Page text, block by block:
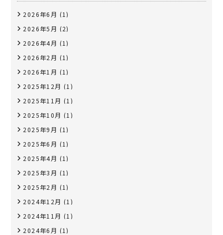
2026年6月 (1)
2026年5月 (2)
2026年4月 (1)
2026年2月 (1)
2026年1月 (1)
2025年12月 (1)
2025年11月 (1)
2025年10月 (1)
2025年9月 (1)
2025年6月 (1)
2025年4月 (1)
2025年3月 (1)
2025年2月 (1)
2024年12月 (1)
2024年11月 (1)
2024年6月 (1)